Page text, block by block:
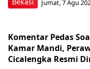
Jumat, 7 Agu
Komentar Pedas
Kamar Mandi,
Cicalengka Resmi